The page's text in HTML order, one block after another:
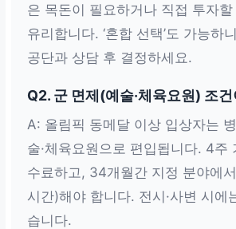
은 목돈이 필요하거나 직접 투자
유리합니다. ‘혼합 선택’도 가능하
공단과 상담 후 결정하세요.
Q2. 군 면제(예술·체육요원) 조
A: 올림픽 동메달 이상 입상자는
술·체육요원으로 편입됩니다. 4주
수료하고, 34개월간 지정 분야에
시간)해야 합니다. 전시·사변 시에
습니다.